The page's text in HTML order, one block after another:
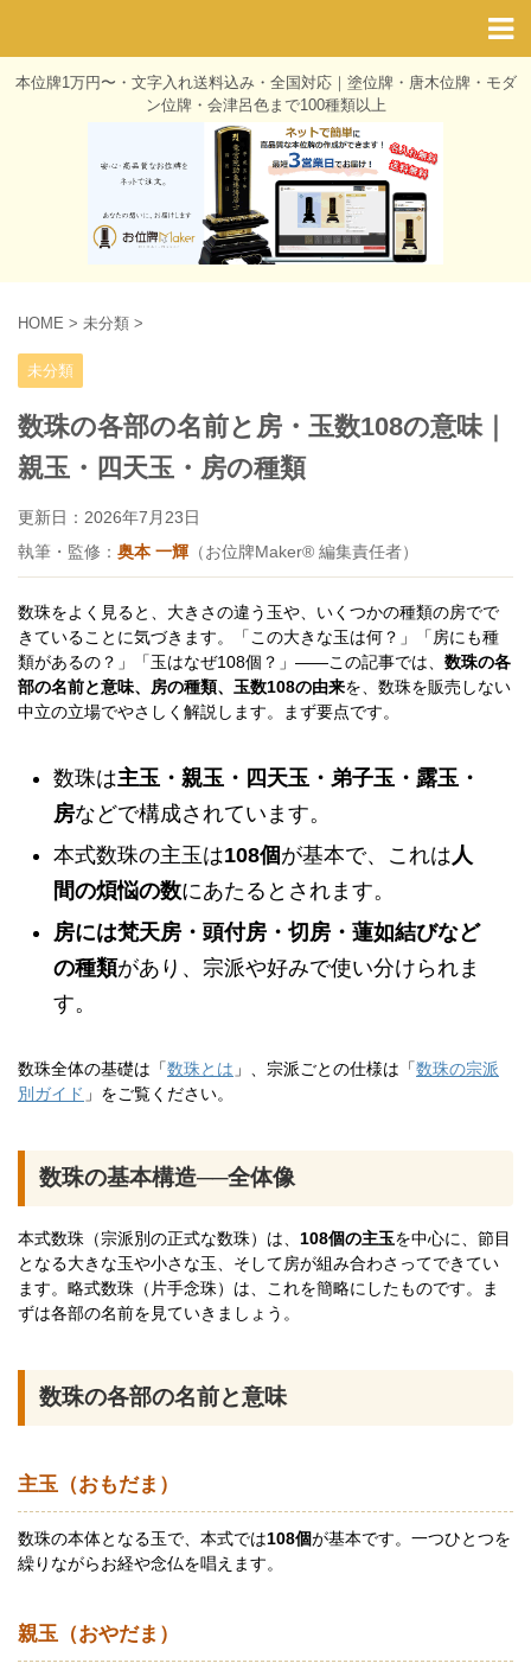
本位牌1万円〜・文字入れ送料込み・全国対応｜塗位牌・唐木位牌・モダ
ン位牌・会津呂色まで100種類以上
HOME > 未分類 >
未分類
数珠の各部の名前と房・玉数108の意味｜
親玉・四天玉・房の種類
更新日： 2026年7月23日
執筆・監修： 奥本 一輝 （お位牌Maker® 編集責任者）
数珠をよく見ると、大きさの違う玉や、いくつかの種類の房でで
きていることに気づきます。「この大きな玉は何？」「房にも種
類があるの？」「玉はなぜ108個？」——この記事では、 数珠の各
部の名前と意味、房の種類、玉数108の由来を、数珠を販売しない
中立の立場でやさしく解説します。まず要点です。
数珠は主玉・親玉・四天玉・弟子玉・露玉・
房などで構成されています。
本式数珠の主玉は108個 が基本で、これは人
間の煩悩の数にあたるとされます。
房には梵天房・頭付房・切房・蓮如結びなど
の種類があり、宗派や好みで使い分けられま
す。
数珠全体の基礎は「数珠とは 」、宗派ごとの仕様は「数珠の宗派
別ガイド 」をご覧ください。
数珠の基本構造──全体像
本式数珠（宗派別の正式な数珠）は、 108個の主玉を中心に、節目
となる大きな玉や小さな玉、そして房が組み合わさってできてい
ます。略式数珠（片手念珠）は、これを簡略にしたものです。ま
ずは各部の名前を見ていきましょう。
数珠の各部の名前と意味
主玉（おもだま）
数珠の本体となる玉で、本式では108個が基本です。一つひとつを
繰りながらお経や念仏を唱えます。
親玉（おやだま）